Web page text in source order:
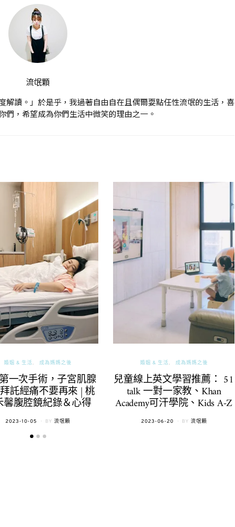
流氓顆
解讀。」於是乎，我過著自由自在且偶爾耍點任性流氓的生活，喜
們，希望成為你們生活中微笑的理由之一。
婚姻 & 生活 成為媽媽之後
一次手術，子宮肌腺
託經痛不要再來 | 桃
馨腹腔鏡紀錄＆心得
POSTED
2023-10-05 BY 流氓顆
婚姻 & 生活 成為媽媽之後
兒童線上英文學習推薦： 51
talk 一對一家教、Khan
Academy可汗學院、Kids A-Z
POSTED
2023-06-20 BY 流氓顆